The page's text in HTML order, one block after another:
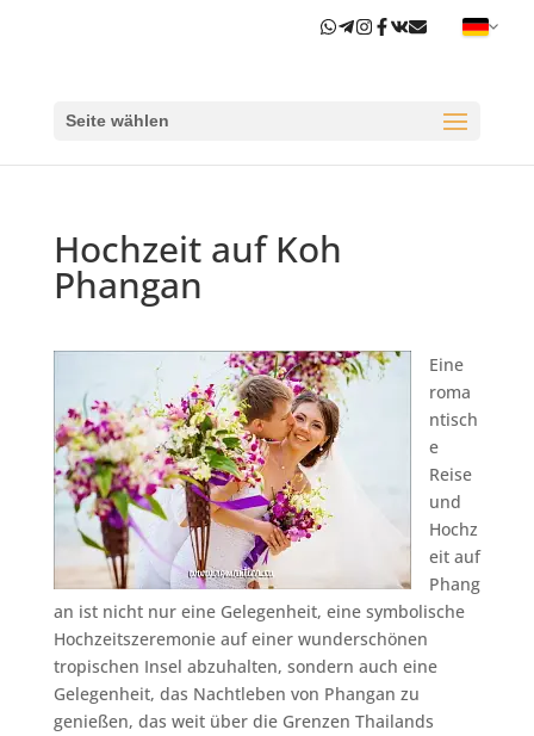
Seite wählen
Hochzeit auf Koh
Phangan
Eine
roma
ntisch
e
Reise
und
Hochz
eit auf
Phang
an ist nicht nur eine Gelegenheit, eine symbolische
Hochzeitszeremonie auf einer wunderschönen
tropischen Insel abzuhalten, sondern auch eine
Gelegenheit, das Nachtleben von Phangan zu
genießen, das weit über die Grenzen Thailands